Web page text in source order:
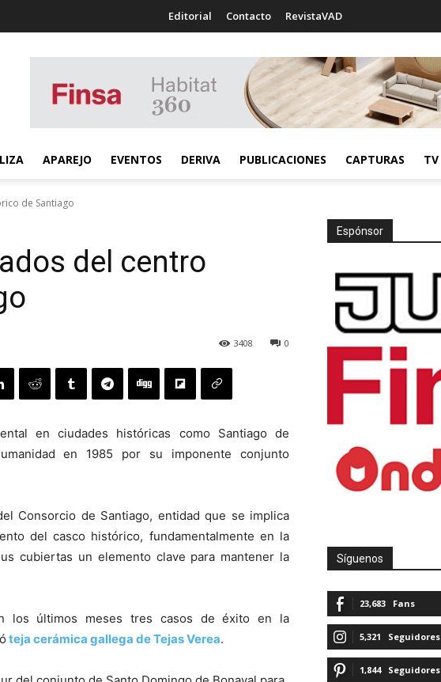
Editorial Contacto RevistaVAD
APAREJO EVENTOS DERIVA PUBLICACIONES CAPTURAS TV
de Santiago
del centro
0
3408
en ciudades históricas como Santiago de
en 1985 por su imponente conjunto
Consorcio de Santiago, entidad que se implica
del casco histórico, fundamentalmente en la
cubiertas un elemento clave para mantener la
los últimos meses tres casos de éxito en la
teja cerámica gallega de Tejas Verea.
Espónsor
Síguenos
23,683 Fans
5,321 Seguidores
1,844 Seguidores